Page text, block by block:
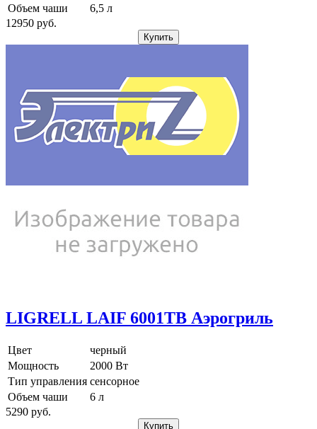
Объем чаши
6,5 л
12950 pуб.
Купить
LIGRELL LAIF 6001TB Аэрогриль
Цвет
черный
Мощность
2000 Вт
Тип управления сенсорное
Объем чаши
6 л
5290 pуб.
Купить